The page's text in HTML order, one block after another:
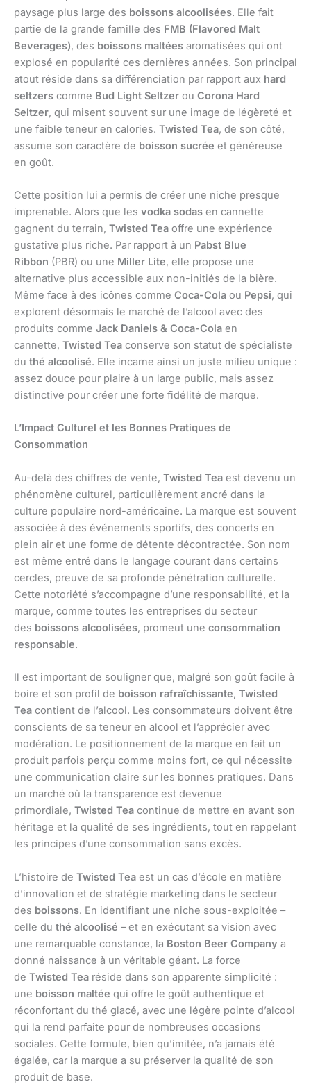
paysage plus large des boissons alcoolisées. Elle fait
partie de la grande famille des FMB (Flavored Malt
Beverages), des boissons maltées aromatisées qui ont
explosé en popularité ces dernières années. Son principal
atout réside dans sa différenciation par rapport aux hard
seltzers comme Bud Light Seltzer ou Corona Hard
Seltzer, qui misent souvent sur une image de légèreté et
une faible teneur en calories. Twisted Tea, de son côté,
assume son caractère de boisson sucrée et généreuse
en goût.
Cette position lui a permis de créer une niche presque
imprenable. Alors que les vodka sodas en cannette
gagnent du terrain, Twisted Tea offre une expérience
gustative plus riche. Par rapport à un Pabst Blue
Ribbon (PBR) ou une Miller Lite, elle propose une
alternative plus accessible aux non-initiés de la bière.
Même face à des icônes comme Coca-Cola ou Pepsi, qui
explorent désormais le marché de l’alcool avec des
produits comme Jack Daniels & Coca-Cola en
cannette, Twisted Tea conserve son statut de spécialiste
du thé alcoolisé. Elle incarne ainsi un juste milieu unique :
assez douce pour plaire à un large public, mais assez
distinctive pour créer une forte fidélité de marque.
L’Impact Culturel et les Bonnes Pratiques de
Consommation
Au-delà des chiffres de vente, Twisted Tea est devenu un
phénomène culturel, particulièrement ancré dans la
culture populaire nord-américaine. La marque est souvent
associée à des événements sportifs, des concerts en
plein air et une forme de détente décontractée. Son nom
est même entré dans le langage courant dans certains
cercles, preuve de sa profonde pénétration culturelle.
Cette notoriété s’accompagne d’une responsabilité, et la
marque, comme toutes les entreprises du secteur
des boissons alcoolisées, promeut une consommation
responsable.
Il est important de souligner que, malgré son goût facile à
boire et son profil de boisson rafraîchissante, Twisted
Tea contient de l’alcool. Les consommateurs doivent être
conscients de sa teneur en alcool et l’apprécier avec
modération. Le positionnement de la marque en fait un
produit parfois perçu comme moins fort, ce qui nécessite
une communication claire sur les bonnes pratiques. Dans
un marché où la transparence est devenue
primordiale, Twisted Tea continue de mettre en avant son
héritage et la qualité de ses ingrédients, tout en rappelant
les principes d’une consommation sans excès.
L’histoire de Twisted Tea est un cas d’école en matière
d’innovation et de stratégie marketing dans le secteur
des boissons. En identifiant une niche sous-exploitée –
celle du thé alcoolisé – et en exécutant sa vision avec
une remarquable constance, la Boston Beer Company a
donné naissance à un véritable géant. La force
de Twisted Tea réside dans son apparente simplicité :
une boisson maltée qui offre le goût authentique et
réconfortant du thé glacé, avec une légère pointe d’alcool
qui la rend parfaite pour de nombreuses occasions
sociales. Cette formule, bien qu’imitée, n’a jamais été
égalée, car la marque a su préserver la qualité de son
produit de base.